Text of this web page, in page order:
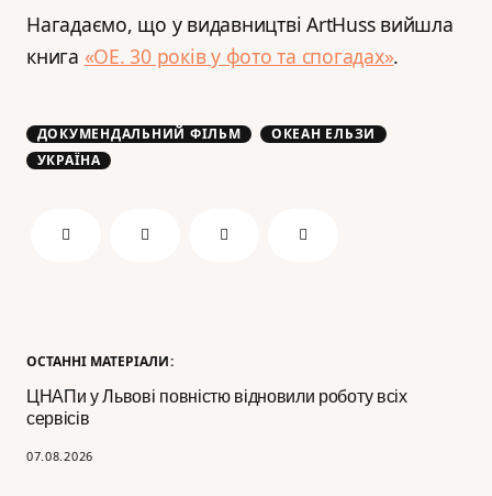
ОСТАННІ МАТЕРІАЛИ:
ЦНАПи у Львові повністю відновили роботу всіх
сервісів
07.08.2026
Нагадаємо, що у видавництві ArtHuss вийшла
книга «ОЕ. 30 років у фото та спогадах».
ДОКУМЕНДАЛЬНИЙ ФІЛЬМ
ОКЕАН ЕЛЬЗИ
УКРАЇНА